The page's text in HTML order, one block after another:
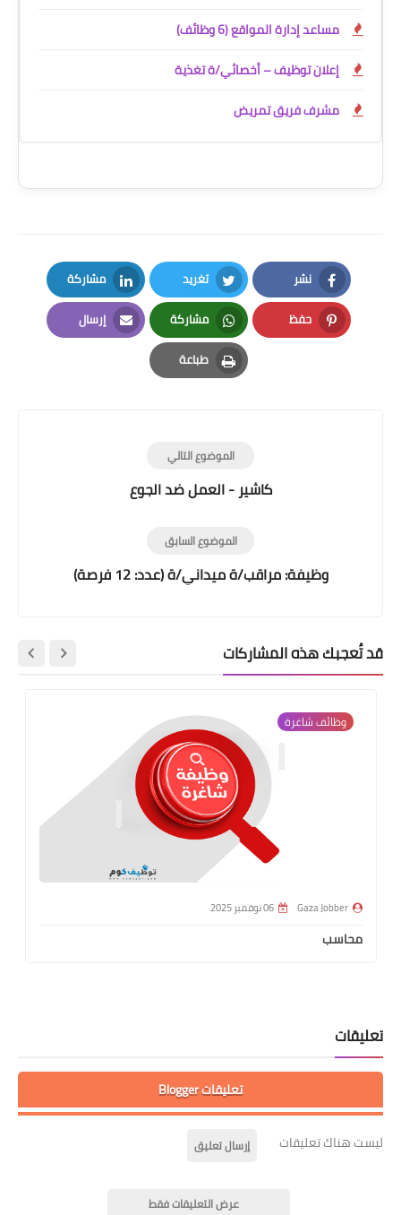
مساعد إدارة المواقع (6 وظائف)
إعلان توظيف – أخصائي/ة تغذية
مشرف فريق تمريض
نشر
Facebook
تغريد
Twitter
مشاركة
LinkedIn
حفظ
Pinterest
مشاركة
Whatsapp
إرسال
Email
طباعة
Print
الموضوع التالي
كاشير - العمل ضد الجوع
الموضوع السابق
وظيفة: مراقب/ة ميداني/ة (عدد: 12 فرصة)
قد تُعجبك هذه المشاركات
وظائف شاغرة
Gaza Jobber 06 نوفمبر 2025
محاسب
تعليقات
تعليقات Blogger
ليست هناك تعليقات إرسال تعليق
عرض التعليقات فقط